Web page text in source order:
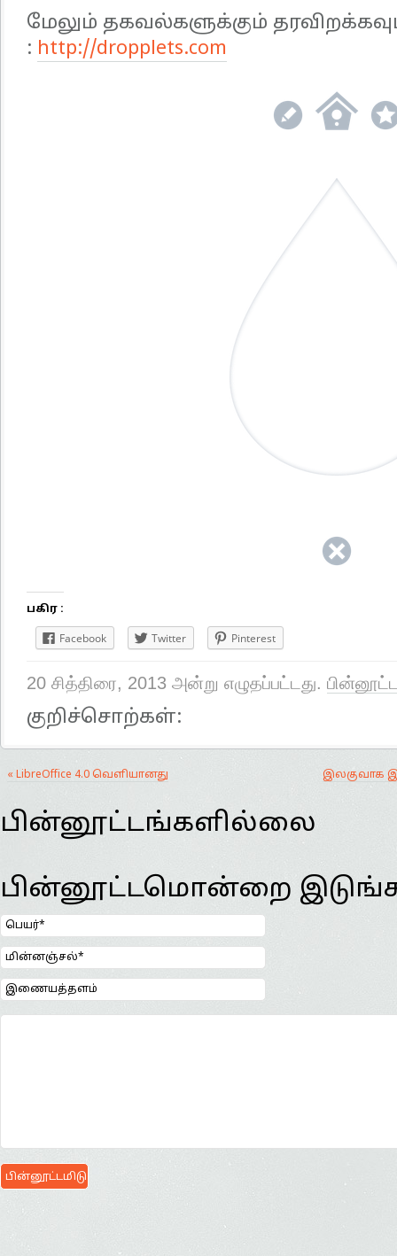
மேலும் தகவல்களுக்கும்
: http://dropplets.com
பகிர :
Facebook Twitter Pinterest
20 சித்திரை, 2013 அன்று எழுதப்பட்டது.
குறிச்சொற்கள்:
« LibreOffice 4.0 வெளியானது இலகுவாக
பின்னூட்டங்களில்லை
பின்னூட்டமொன்றை